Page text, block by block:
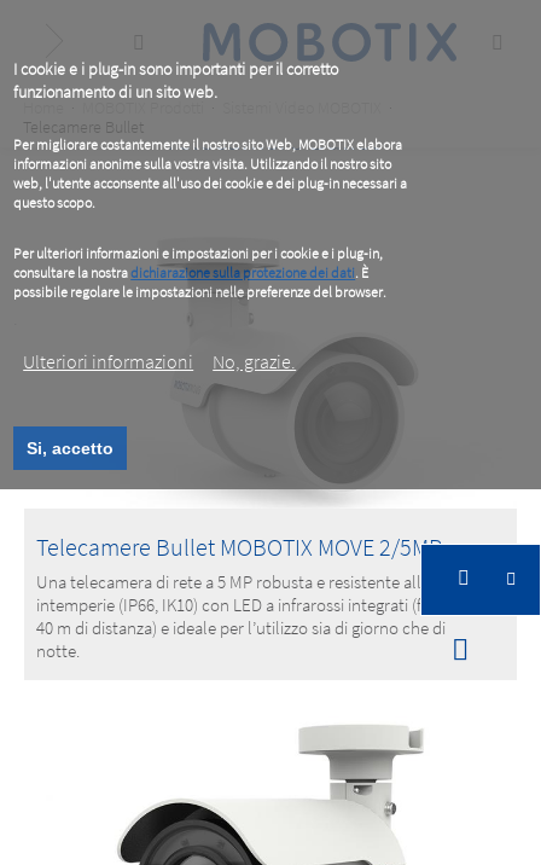
I cookie e i plug-in sono importanti per il corretto
funzionamento di un sito web.
Per migliorare costantemente il nostro sito Web, MOBOTIX elabora
informazioni anonime sulla vostra visita. Utilizzando il nostro sito
web, l'utente acconsente all'uso dei cookie e dei plug-in necessari a
questo scopo.
Per ulteriori informazioni e impostazioni per i cookie e i plug-in,
consultare la nostradichiarazione sulla protezione dei dati. È
possibile regolare le impostazioni nelle preferenze del browser.
Ulteriori informazioni
No, grazie.
Si, accetto
content
Breadcrumb
Telecamere Bullet
Telecamere Bullet
Telecamere Bullet MOBOTIX MOVE 2/5MP
Una telecamera di rete a 5 MP robusta e resistente alle
intemperie (IP66, IK10) con LED a infrarossi integrati (fino a
40 m di distanza) e ideale per l’utilizzo sia di giorno che di
notte.